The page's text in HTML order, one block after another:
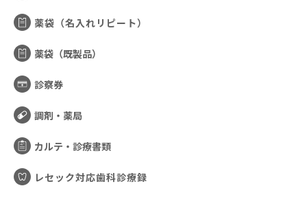
薬袋（名入れリピート）
薬袋（既製品）
診察券
調剤・薬局
カルテ・診療書類
レセック対応歯科診療録